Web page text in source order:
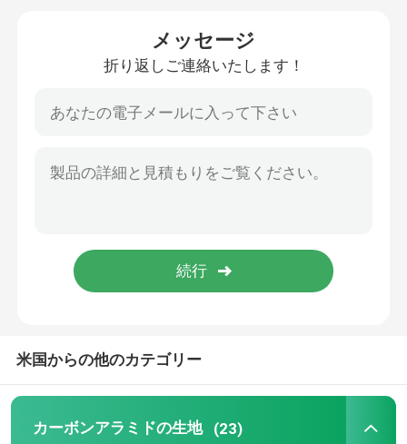
カーボン繊維の生地
アラミド 繊維の生地
UHMWPEの生地
抵抗力がある生地を切って下さい
カーボン複合材料
メッセージ
折り返しご連絡いたします！
米国からの他のカテゴリー
カーボンアラミドの生地 (23)